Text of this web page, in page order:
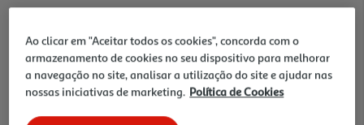
Ir para Homepage
Ao clicar em "Aceitar todos os cookies", concorda com o
armazenamento de cookies no seu dispositivo para melhorar
a navegação no site, analisar a utilização do site e ajudar nas
nossas iniciativas de marketing. Política de Cookies